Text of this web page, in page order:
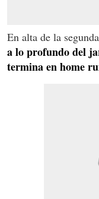
En alta de la
a lo profundo del
termina en home